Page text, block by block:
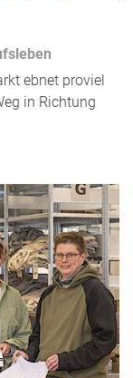
ebnet proviel
in Richtung